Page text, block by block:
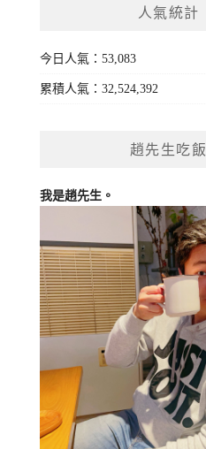
人氣統計
今日人氣：53,083
累積人氣：32,524,392
趙先生吃飯
我是趙先生。